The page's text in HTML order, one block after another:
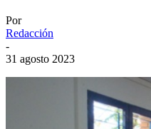
Por
Redacción
-
31 agosto 2023